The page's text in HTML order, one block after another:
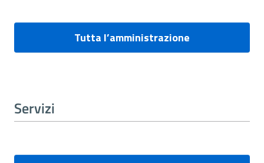
Tutta l’amministrazione
Servizi